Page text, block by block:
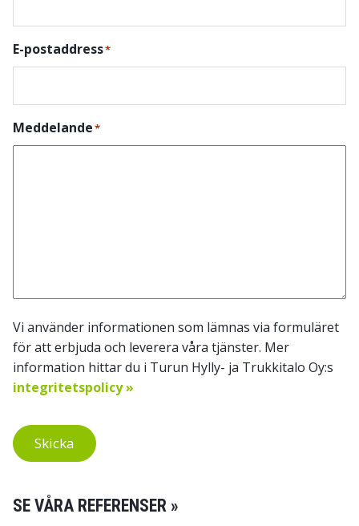
E-postaddress*
Meddelande*
Vi använder informationen som lämnas via formuläret
för att erbjuda och leverera våra tjänster. Mer
information hittar du i Turun Hylly- ja Trukkitalo Oy:s
integritetspolicy »
Skicka
SE VÅRA REFERENSER »